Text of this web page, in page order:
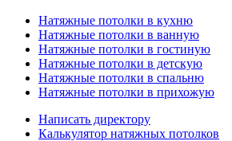
Натяжные потолки в кухню
Натяжные потолки в ванную
Натяжные потолки в гостиную
Натяжные потолки в детскую
Натяжные потолки в спальню
Натяжные потолки в прихожую
Написать директору
Калькулятор натяжных потолков